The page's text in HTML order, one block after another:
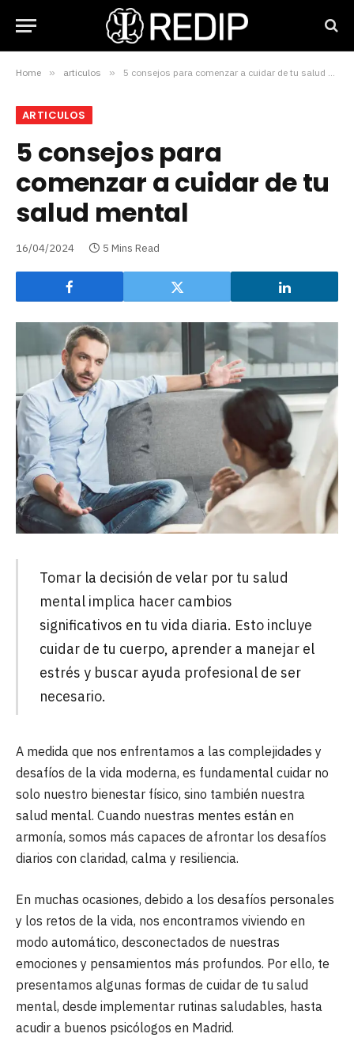
Home » articulos » 5 consejos para comenzar a cuidar de tu salud mental
ARTICULOS
5 consejos para
comenzar a cuidar de tu
salud mental
16/04/2024 5 Mins Read
Tomar la decisión de velar por tu salud
mental implica hacer cambios
significativos en tu vida diaria. Esto incluye
cuidar de tu cuerpo, aprender a manejar el
estrés y buscar ayuda profesional de ser
necesario.
A medida que nos enfrentamos a las complejidades y
desafíos de la vida moderna, es fundamental cuidar no
solo nuestro bienestar físico, sino también nuestra
salud mental. Cuando nuestras mentes están en
armonía, somos más capaces de afrontar los desafíos
diarios con claridad, calma y resiliencia.
En muchas ocasiones, debido a los desafíos personales
y los retos de la vida, nos encontramos viviendo en
modo automático, desconectados de nuestras
emociones y pensamientos más profundos. Por ello, te
presentamos algunas formas de cuidar de tu salud
mental, desde implementar rutinas saludables, hasta
acudir a buenos psicólogos en Madrid.